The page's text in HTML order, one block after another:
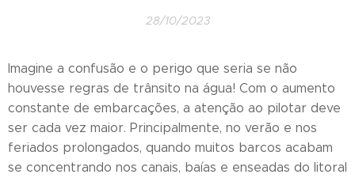
28/10/2023
Imagine a confusão e o perigo que seria se não
houvesse regras de trânsito na água! Com o aumento
constante de embarcações, a atenção ao pilotar deve
ser cada vez maior. Principalmente, no verão e nos
feriados prolongados, quando muitos barcos acabam
se concentrando nos canais, baías e enseadas do litoral